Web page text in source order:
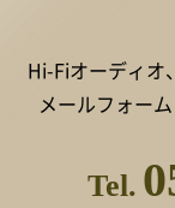
Hi-Fiオーディオ
メールフォー
Tel.